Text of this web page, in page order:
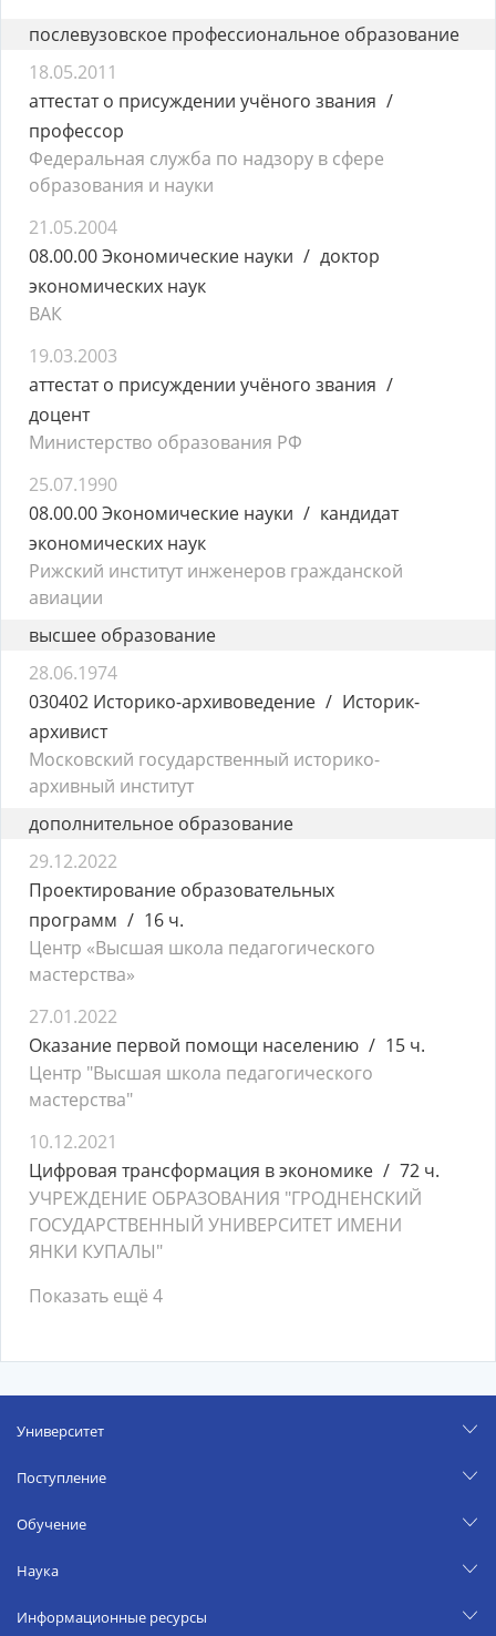
послевузовское профессиональное образование
18.05.2011
аттестат о присуждении учёного звания
профессор
Федеральная служба по надзору в сфере
образования и науки
21.05.2004
08.00.00 Экономические науки
доктор
экономических наук
ВАК
19.03.2003
аттестат о присуждении учёного звания
доцент
Министерство образования РФ
25.07.1990
08.00.00 Экономические науки
кандидат
экономических наук
Рижский институт инженеров гражданской
авиации
высшее образование
28.06.1974
030402 Историко-архивоведение
Историк-
архивист
Московский государственный историко-
архивный институт
дополнительное образование
29.12.2022
Проектирование образовательных
программ
16 ч.
Центр «Высшая школа педагогического
мастерства»
27.01.2022
Оказание первой помощи населению
15 ч.
Центр "Высшая школа педагогического
мастерства"
10.12.2021
Цифровая трансформация в экономике
72 ч.
УЧРЕЖДЕНИЕ ОБРАЗОВАНИЯ "ГРОДНЕНСКИЙ
ГОСУДАРСТВЕННЫЙ УНИВЕРСИТЕТ ИМЕНИ
ЯНКИ КУПАЛЫ"
Показать ещё 4
Университет
Поступление
Обучение
Наука
Информационные ресурсы